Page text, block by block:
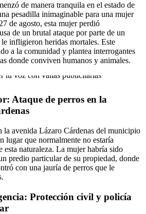
de manera tranquila en el estado de
pesadilla inimaginable para una mujer
de agosto, esta mujer perdió
de un brutal ataque por parte de un
infligieron heridas mortales. Este
a la comunidad y plantea interrogantes
donde conviven humanos y animales.
Ataque de perros en la
la avenida Lázaro Cárdenas del municipio
lugar que normalmente no estaría
esta naturaleza. La mujer habría sido
predio particular de su propiedad, donde
con una jauría de perros que le
Protección civil y policía